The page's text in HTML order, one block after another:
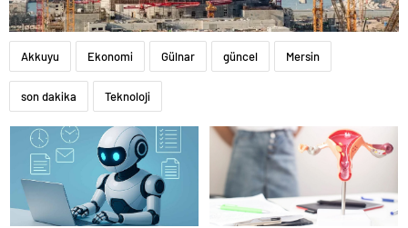
Akkuyu Ekonomi Gülnar güncel Mersin
son dakika Teknoloji